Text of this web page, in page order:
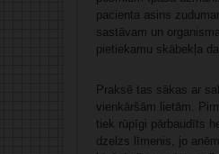
pacienta asins
sastāvam un
pietiekamu skābekļa
Praksē tas sākas ar
vienkāršām lietām.
tiek rūpīgi pārbaudīts
dzelzs līmenis, jo